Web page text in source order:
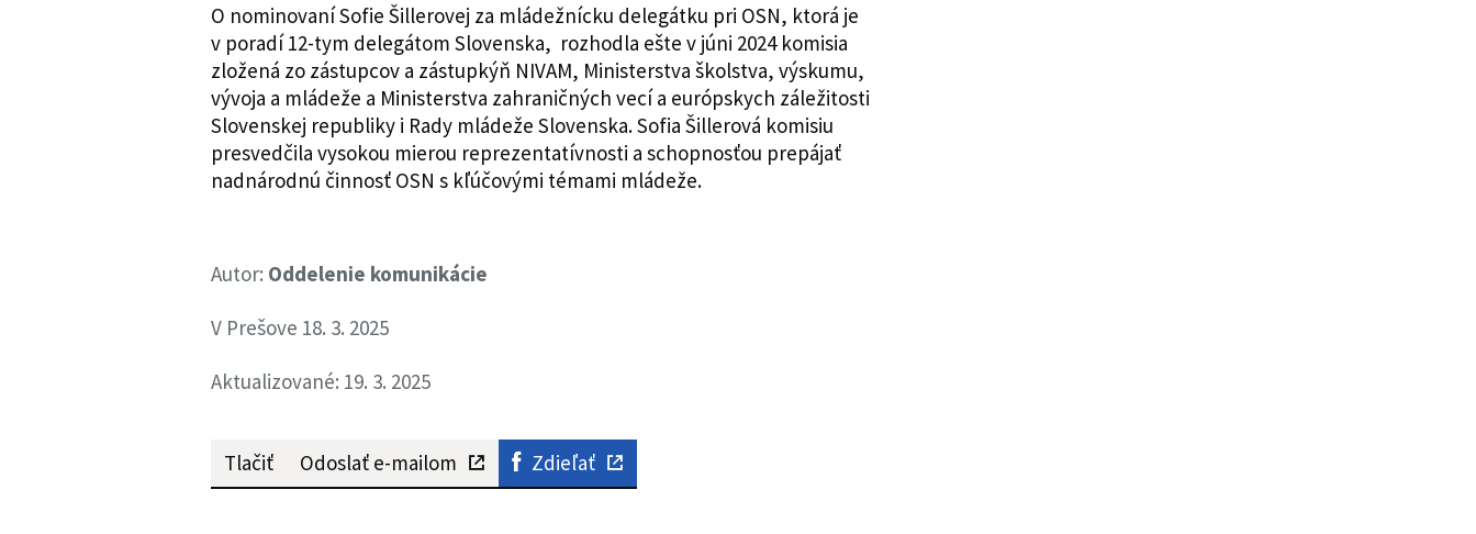
O nominovaní Sofie Šillerovej za mládežnícku delegátku pri OSN, ktorá je
v poradí 12-tym delegátom Slovenska, rozhodla ešte v júni 2024 komisia
zložená zo zástupcov a zástupkýň NIVAM, Ministerstva školstva, výskumu,
vývoja a mládeže a Ministerstva zahraničných vecí a európskych záležitosti
Slovenskej republiky i Rady mládeže Slovenska. Sofia Šillerová komisiu
presvedčila vysokou mierou reprezentatívnosti a schopnosťou prepájať
nadnárodnú činnosť OSN s kľúčovými témami mládeže.
Autor: Oddelenie komunikácie
V Prešove 18. 3. 2025
Aktualizované: 19. 3. 2025
Tlačiť Odoslať e-mailom Zdieľať